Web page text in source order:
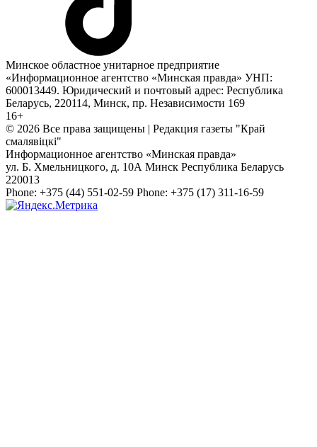
Минское областное унитарное предприятие
«Информационное агентство «Минская правда» УНП:
600013449. Юридический и почтовый адрес: Республика
Беларусь, 220114, Минск, пр. Независимости 169
16+
© 2026 Все права защищены | Редакция газеты "Край
смалявiцкi"
Информационное агентство «Минская правда»
ул. Б. Хмельницкого, д. 10А Минск Республика Беларусь
220013
Phone: +375 (44) 551-02-59 Phone: +375 (17) 311-16-59